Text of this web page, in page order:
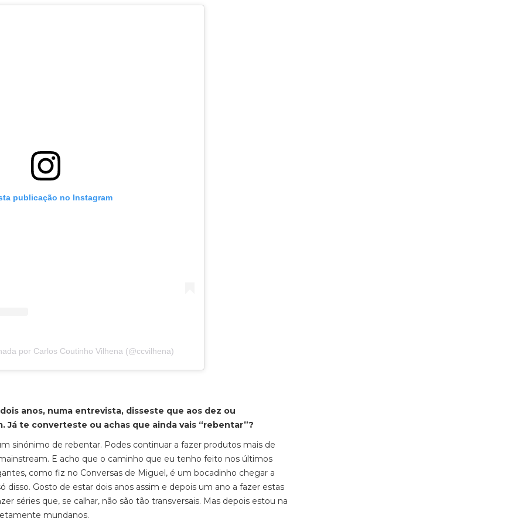
publicação no Instagram
por Carlos Coutinho Vilhena (@ccvilhena)
anos, numa entrevista, disseste que aos dez ou
Já te converteste ou achas que ainda vais “rebentar”?
sinónimo de rebentar. Podes continuar a fazer produtos mais de
. E acho que o caminho que eu tenho feito nos últimos
como fiz no Conversas de Miguel, é um bocadinho chegar a
disso. Gosto de estar dois anos assim e depois um ano a fazer estas
séries que, se calhar, não são tão transversais. Mas depois estou na
mundanos.